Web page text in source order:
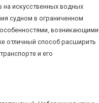
на искусственных водных
судном в ограниченном
особенностями, возникающими
отличный способ расширить
и его